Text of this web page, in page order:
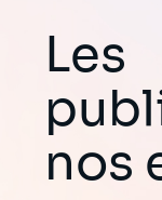
Les
nos